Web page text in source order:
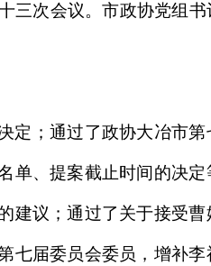
三次会议。市政协党组
定；通过了政协大冶市
单、提案截止时间的决定
建议；通过了关于接受
七届委员会委员，增补李